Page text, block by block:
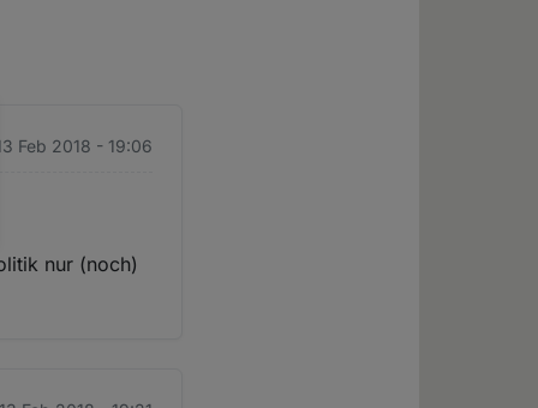
13 Feb 2018 - 19:06
nur (noch)